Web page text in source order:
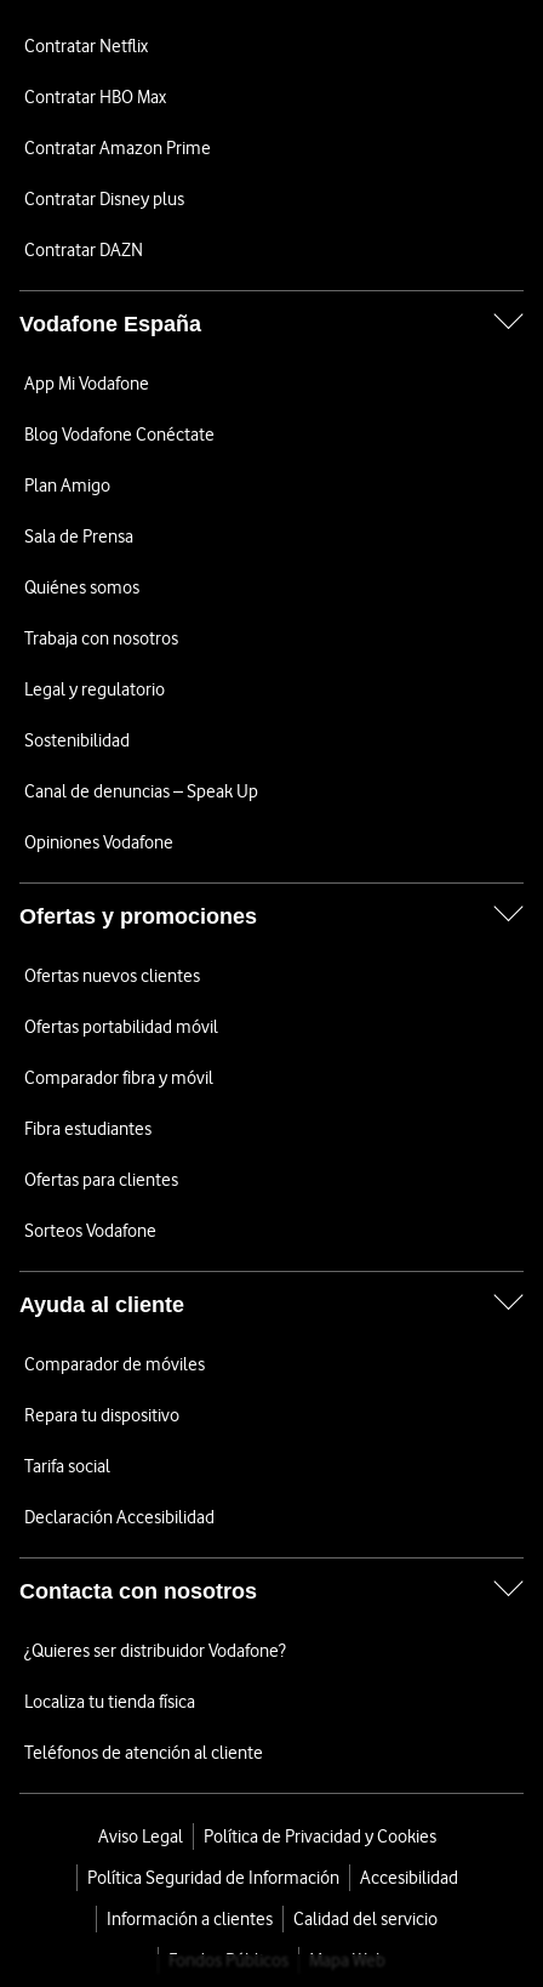
Contratar Netflix
Contratar HBO Max
Contratar Amazon Prime
Contratar Disney plus
Contratar DAZN
Vodafone España
App Mi Vodafone
Blog Vodafone Conéctate
Plan Amigo
Sala de Prensa
Quiénes somos
Trabaja con nosotros
Legal y regulatorio
Sostenibilidad
Canal de denuncias – Speak Up
Opiniones Vodafone
Ofertas y promociones
Ofertas nuevos clientes
Ofertas portabilidad móvil
Comparador fibra y móvil
Fibra estudiantes
Ofertas para clientes
Sorteos Vodafone
Ayuda al cliente
Comparador de móviles
Repara tu dispositivo
Tarifa social
Declaración Accesibilidad
Contacta con nosotros
¿Quieres ser distribuidor Vodafone?
Localiza tu tienda física
Teléfonos de atención al cliente
Aviso Legal
Política de Privacidad y Cookies
Política Seguridad de Información
Accesibilidad
Información a clientes
Calidad del servicio
Fondos Públicos
Mapa Web